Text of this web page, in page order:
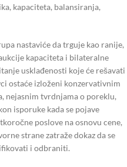
kapaciteta, balansiranja,
nastaviće da trguje kao ranije,
kapaciteta i bilateralne
usklađenosti koje će rešavati
ostaće izloženi konzervativnim
nejasnim tvrdnjama o poreklu,
isporuke kada se pojave
poslove na osnovu cene,
strane zatraže dokaz da se
i odbraniti.